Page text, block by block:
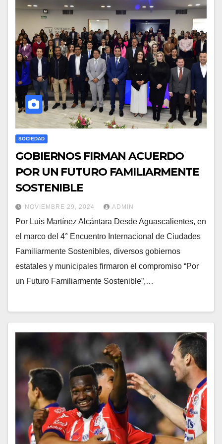
SOCIEDAD
GOBIERNOS FIRMAN ACUERDO
POR UN FUTURO FAMILIARMENTE
SOSTENIBLE
NOVIEMBRE 29, 2024 ADMIN
Por Luis Martínez Alcántara Desde Aguascalientes, en
el marco del 4° Encuentro Internacional de Ciudades
Familiarmente Sostenibles, diversos gobiernos
estatales y municipales firmaron el compromiso “Por
un Futuro Familiarmente Sostenible”,…